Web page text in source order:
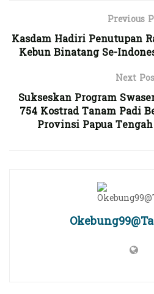
Previous
Kasdam Hadiri Penutupan
Kebun Binatang Se-
Next
Sukseskan Program
754 Kostrad Tanam Padi
Provinsi Papua